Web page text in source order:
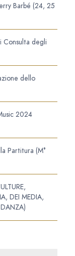
Barbé (24, 25
Consulta degli
dello
2024
Partitura (M°
DEI MEDIA,